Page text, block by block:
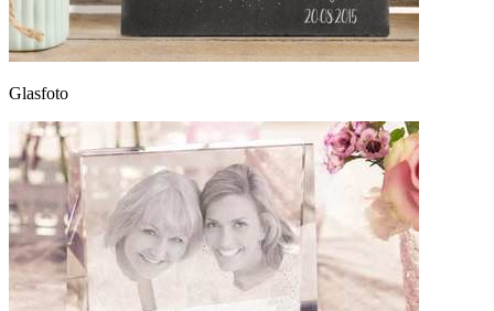
Glasfoto